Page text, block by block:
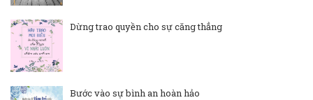
Dừng trao quyền cho sự căng thẳng
Bước vào sự bình an hoàn hảo